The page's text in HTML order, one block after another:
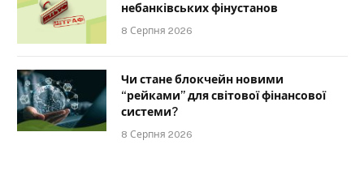
небанківських фінустанов
8 Серпня 2026
Чи стане блокчейн новими
“рейками” для світової фінансової
системи?
8 Серпня 2026